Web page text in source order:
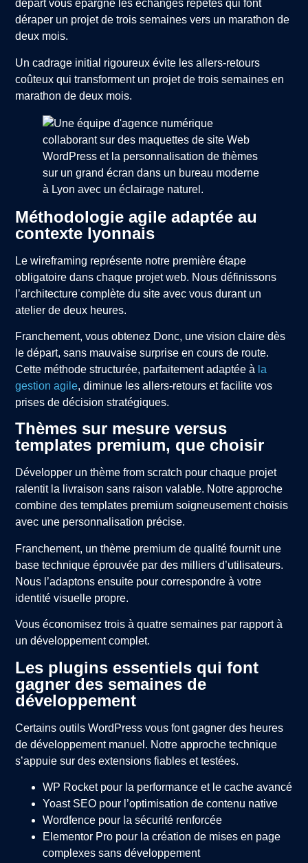
départ vous épargne les échanges répétés qui font
déraper un projet de trois semaines vers un marathon de
deux mois.
Un cadrage initial rigoureux évite les allers-retours
coûteux qui transforment un projet de trois semaines en
marathon de deux mois.
Méthodologie agile adaptée au
contexte lyonnais
Le wireframing représente notre première étape
obligatoire dans chaque projet web. Nous définissons
l’architecture complète du site avec vous durant un
atelier de deux heures.
Franchement, vous obtenez Donc, une vision claire dès
le départ, sans mauvaise surprise en cours de route.
Cette méthode structurée, parfaitement adaptée à la
gestion agile, diminue les allers-retours et facilite vos
prises de décision stratégiques.
Thèmes sur mesure versus
templates premium, que choisir
Développer un thème from scratch pour chaque projet
ralentit la livraison sans raison valable. Notre approche
combine des templates premium soigneusement choisis
avec une personnalisation précise.
Franchement, un thème premium de qualité fournit une
base technique éprouvée par des milliers d’utilisateurs.
Nous l’adaptons ensuite pour correspondre à votre
identité visuelle propre.
Vous économisez trois à quatre semaines par rapport à
un développement complet.
Les plugins essentiels qui font
gagner des semaines de
développement
Certains outils WordPress vous font gagner des heures
de développement manuel. Notre approche technique
s’appuie sur des extensions fiables et testées.
WP Rocket pour la performance et le cache avancé
Yoast SEO pour l’optimisation de contenu native
Wordfence pour la sécurité renforcée
Elementor Pro pour la création de mises en page
complexes sans développement